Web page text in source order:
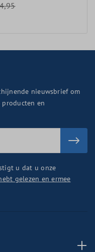
nieuwsbrief om
en
u dat u onze
gelezen en ermee